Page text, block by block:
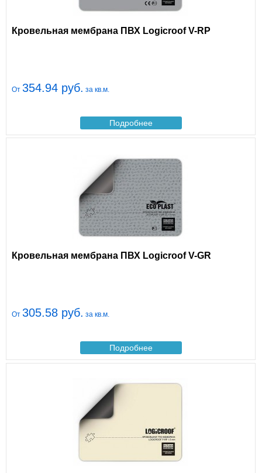
Кровельная мембрана ПВХ Logicroof V-RP
От 354.94 руб. за кв.м.
Подробнее
Кровельная мембрана ПВХ Logicroof V-GR
От 305.58 руб. за кв.м.
Подробнее